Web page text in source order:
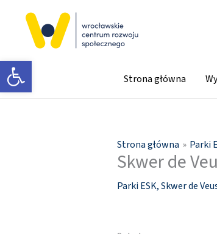
Otwórz pasek narzędzi Strona główna
Strona główna Parki
Skwer de
Parki ESK,Skwer de